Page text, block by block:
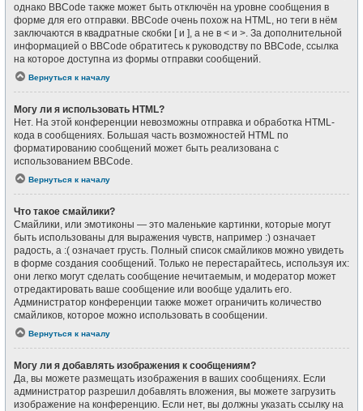
однако BBCode также может быть отключён на уровне сообщения в
форме для его отправки. BBCode очень похож на HTML, но теги в нём
заключаются в квадратные скобки [ и ], а не в < и >. За дополнительной
информацией о BBCode обратитесь к руководству по BBCode, ссылка
на которое доступна из формы отправки сообщений.
Вернуться к началу
Могу ли я использовать HTML?
Нет. На этой конференции невозможны отправка и обработка HTML-
кода в сообщениях. Большая часть возможностей HTML по
форматированию сообщений может быть реализована с
использованием BBCode.
Вернуться к началу
Что такое смайлики?
Смайлики, или эмотиконы — это маленькие картинки, которые могут
быть использованы для выражения чувств, например :) означает
радость, а :( означает грусть. Полный список смайликов можно увидеть
в форме создания сообщений. Только не перестарайтесь, используя их:
они легко могут сделать сообщение нечитаемым, и модератор может
отредактировать ваше сообщение или вообще удалить его.
Администратор конференции также может ограничить количество
смайликов, которое можно использовать в сообщении.
Вернуться к началу
Могу ли я добавлять изображения к сообщениям?
Да, вы можете размещать изображения в ваших сообщениях. Если
администратор разрешил добавлять вложения, вы можете загрузить
изображение на конференцию. Если нет, вы должны указать ссылку на